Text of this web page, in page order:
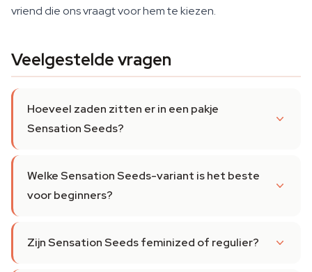
vriend die ons vraagt voor hem te kiezen.
Veelgestelde vragen
Hoeveel zaden zitten er in een pakje
Sensation Seeds?
Welke Sensation Seeds-variant is het beste
voor beginners?
Zijn Sensation Seeds feminized of regulier?